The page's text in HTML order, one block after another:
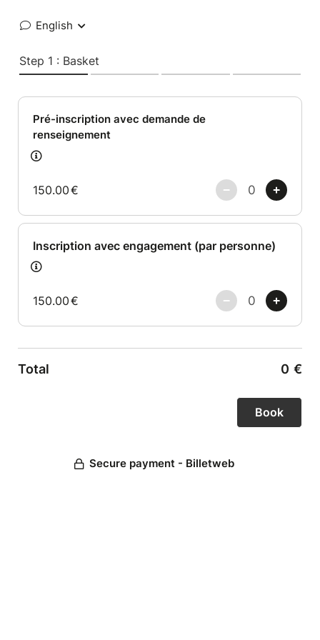
English
Step 1 : Basket
Pré-inscription avec demande de
renseignement
150.00€
Inscription avec engagement (par personne)
150.00€
Total 0 €
Secure payment - Billetweb